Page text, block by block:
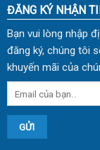
ĐĂNG KÝ NHẬN
Bạn vui lòng nhập
đăng ký, chúng tôi
khuyến mãi của